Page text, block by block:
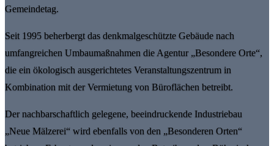
Gemeindetag.
Seit 1995 beherbergt das denkmalgeschützte Gebäude nach
umfangreichen Umbaumaßnahmen die Agentur „Besondere Orte“,
die ein ökologisch ausgerichtetes Veranstaltungszentrum in
Kombination mit der Vermietung von Büroflächen betreibt.
Der nachbarschaftlich gelegene, beeindruckende Industriebau
„Neue Mälzerei“ wird ebenfalls von den „Besonderen Orten“